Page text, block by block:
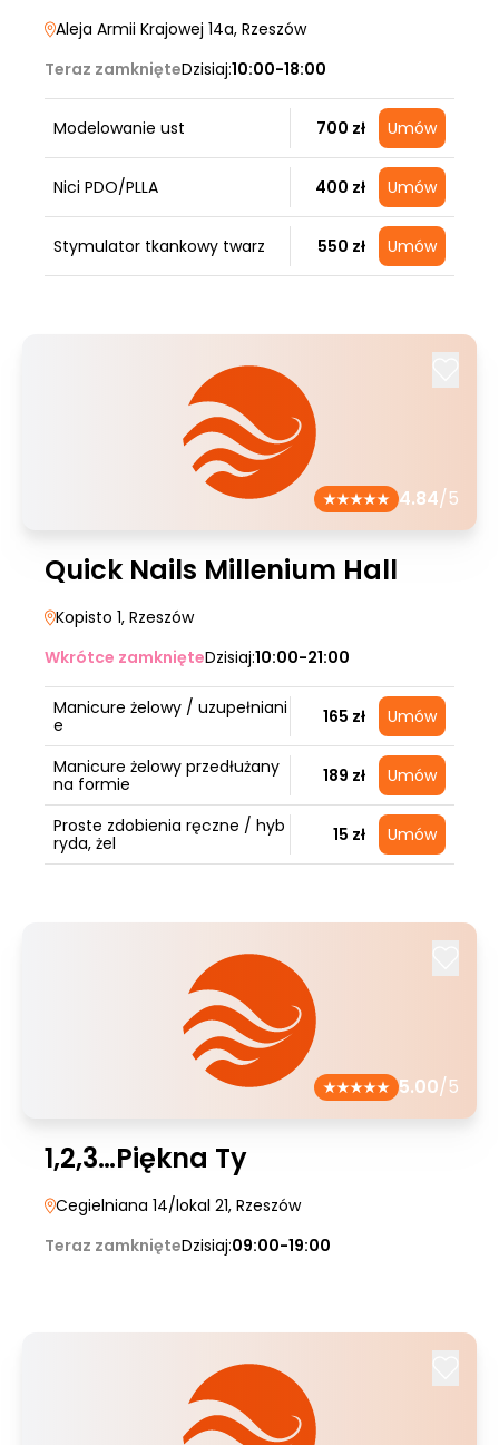
Aleja Armii Krajowej 14a, Rzeszów
Teraz zamknięteDzisiaj:10:00-18:00
Modelowanie ust 700 zł Umów
Nici PDO/PLLA 400 zł Umów
Stymulator tkankowy twarz 550 zł Umów
4.84/5
Quick Nails Millenium Hall
Kopisto 1, Rzeszów
Wkrótce zamknięteDzisiaj:10:00-21:00
Manicure żelowy / uzupełniani
e
165 zł Umów
Manicure żelowy przedłużany
na formie
189 zł Umów
Proste zdobienia ręczne / hyb
ryda, żel
15 zł Umów
5.00/5
1,2,3…Piękna Ty
Cegielniana 14/lokal 21, Rzeszów
Teraz zamknięteDzisiaj:09:00-19:00